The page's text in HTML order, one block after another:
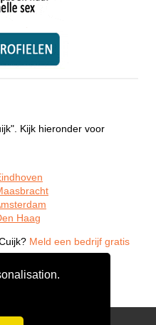
Kijk hieronder voor
Haag
Meld een bedrijf gratis